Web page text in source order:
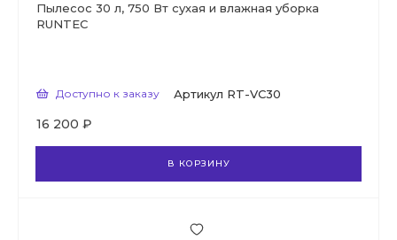
Пылесос 30 л, 750 Вт сухая и влажная уборка
RUNTEC
Доступно к заказу Артикул RT-VC30
16 200 ₽
В КОРЗИНУ